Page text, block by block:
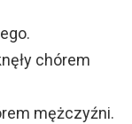
chórem
mężczyźni.